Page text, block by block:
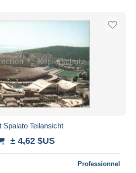
Spalato Teilansicht
± 4,62 $US
Professionnel